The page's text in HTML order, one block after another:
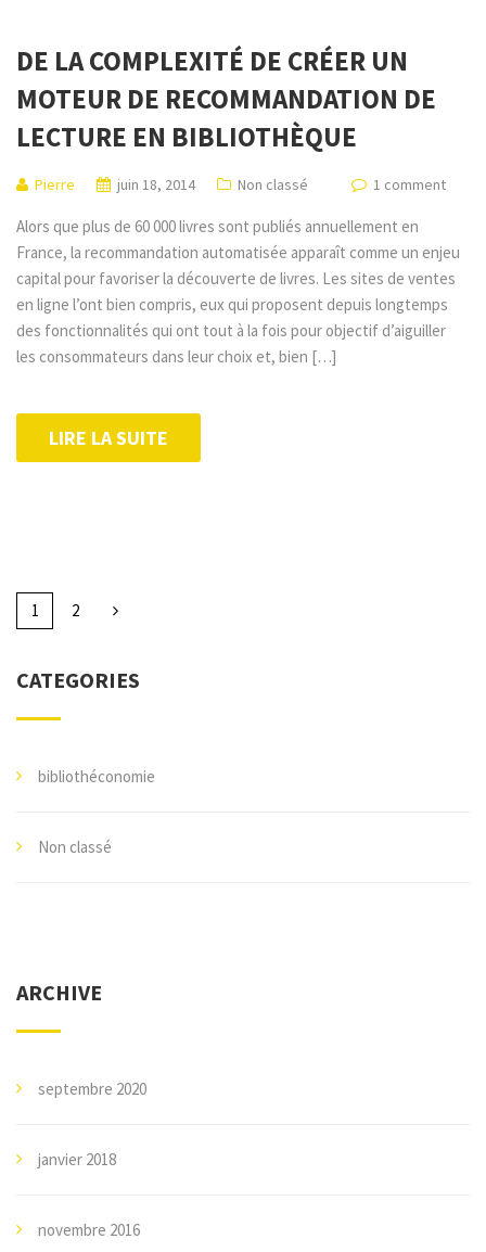
DE LA COMPLEXITÉ DE CRÉER UN
MOTEUR DE RECOMMANDATION DE
LECTURE EN BIBLIOTHÈQUE
Pierre juin 18, 2014 Non classé 1 comment
Alors que plus de 60 000 livres sont publiés annuellement en
France, la recommandation automatisée apparaît comme un enjeu
capital pour favoriser la découverte de livres. Les sites de ventes
en ligne l’ont bien compris, eux qui proposent depuis longtemps
des fonctionnalités qui ont tout à la fois pour objectif d’aiguiller
les consommateurs dans leur choix et, bien […]
LIRE LA SUITE
1 2
CATEGORIES
bibliothéconomie
Non classé
ARCHIVE
septembre 2020
janvier 2018
novembre 2016